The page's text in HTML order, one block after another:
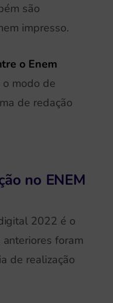
são
impresso.
o Enem
o modo de
de redação
no ENEM
2022 é o
foram
de realização